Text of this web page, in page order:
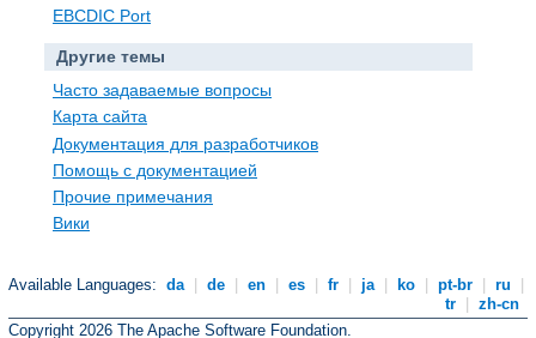
EBCDIC Port
Другие темы
Часто задаваемые вопросы
Карта сайта
Документация для разработчиков
Помощь с документацией
Прочие примечания
Вики
Available Languages: da de en es fr ja ko pt-br ru
tr
zh-cn
Copyright 2026 The Apache Software Foundation.